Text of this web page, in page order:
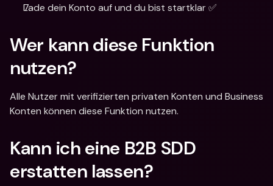
Lade dein Konto auf und du bist startklar ✅
Wer kann diese Funktion
nutzen?
Alle Nutzer mit verifizierten privaten Konten und Business
Konten können diese Funktion nutzen.
Kann ich eine B2B SDD
erstatten lassen?